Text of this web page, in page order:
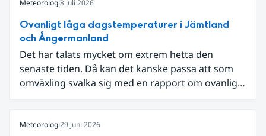
Meteorologi8 juli 2026
Ovanligt låga dagstemperaturer i Jämtland
och Ångermanland
Det har talats mycket om extrem hetta den
senaste tiden. Då kan det kanske passa att som
omväxling svalka sig med en rapport om ovanligt
Meteorologi29 juni 2026